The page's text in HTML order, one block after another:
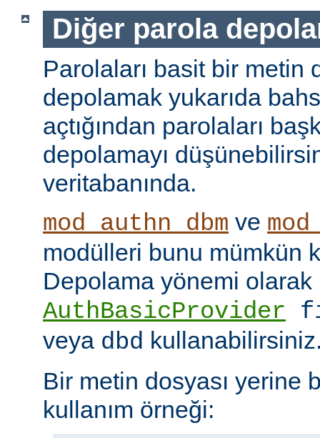
Diğer parola
Parolaları basit bir metin
depolamak yukarıda
açtığından parolaları
depolamayı
veritabanında.
mod_authn_dbm ve
modülleri bunu mümkün
Depolama yönemi olarak
AuthBasicProvider
veya dbd
Bir metin dosyası yerine
kullanım örneği: